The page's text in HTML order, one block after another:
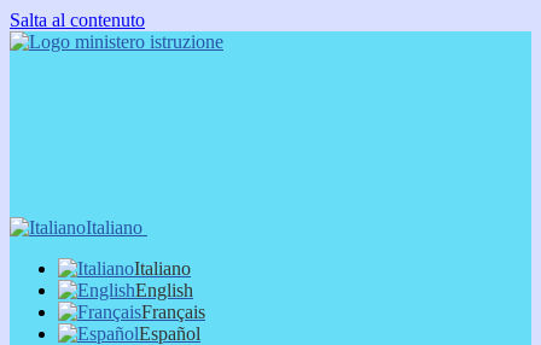
Salta al contenuto
Italiano
Italiano
English
Français
Español